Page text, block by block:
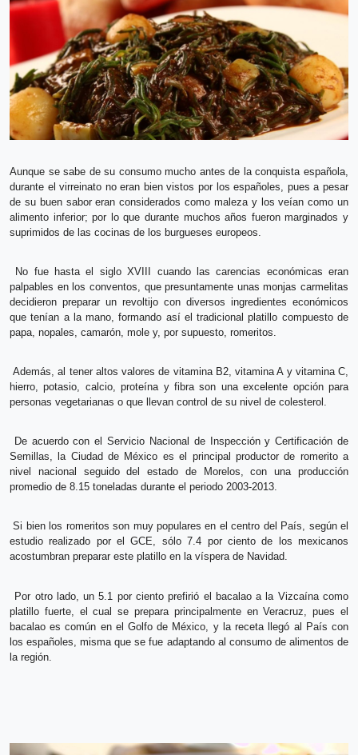
Aunque se sabe de su consumo mucho antes de la conquista española,
durante el virreinato no eran bien vistos por los españoles, pues a pesar
de su buen sabor eran considerados como maleza y los veían como un
alimento inferior; por lo que durante muchos años fueron marginados y
suprimidos de las cocinas de los burgueses europeos.
No fue hasta el siglo XVIII cuando las carencias económicas eran
palpables en los conventos, que presuntamente unas monjas carmelitas
decidieron preparar un revoltijo con diversos ingredientes económicos
que tenían a la mano, formando así el tradicional platillo compuesto de
papa, nopales, camarón, mole y, por supuesto, romeritos.
Además, al tener altos valores de vitamina B2, vitamina A y vitamina C,
hierro, potasio, calcio, proteína y fibra son una excelente opción para
personas vegetarianas o que llevan control de su nivel de colesterol.
De acuerdo con el Servicio Nacional de Inspección y Certificación de
Semillas, la Ciudad de México es el principal productor de romerito a
nivel nacional seguido del estado de Morelos, con una producción
promedio de 8.15 toneladas durante el periodo 2003-2013.
Si bien los romeritos son muy populares en el centro del País, según el
estudio realizado por el GCE, sólo 7.4 por ciento de los mexicanos
acostumbran preparar este platillo en la víspera de Navidad.
Por otro lado, un 5.1 por ciento prefirió el bacalao a la Vizcaína como
platillo fuerte, el cual se prepara principalmente en Veracruz, pues el
bacalao es común en el Golfo de México, y la receta llegó al País con
los españoles, misma que se fue adaptando al consumo de alimentos de
la región.